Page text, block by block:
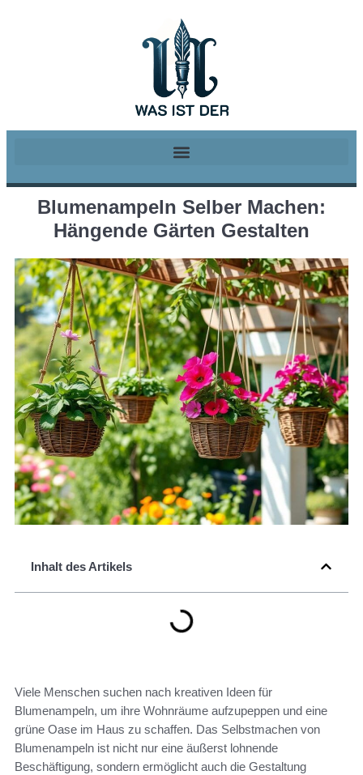
Blumenampeln Selber Machen:
Hängende Gärten Gestalten
Inhalt des Artikels
Viele Menschen suchen nach kreativen Ideen für
Blumenampeln, um ihre Wohnräume aufzupeppen und eine
grüne Oase im Haus zu schaffen. Das Selbstmachen von
Blumenampeln ist nicht nur eine äußerst lohnende
Beschäftigung, sondern ermöglicht auch die Gestaltung